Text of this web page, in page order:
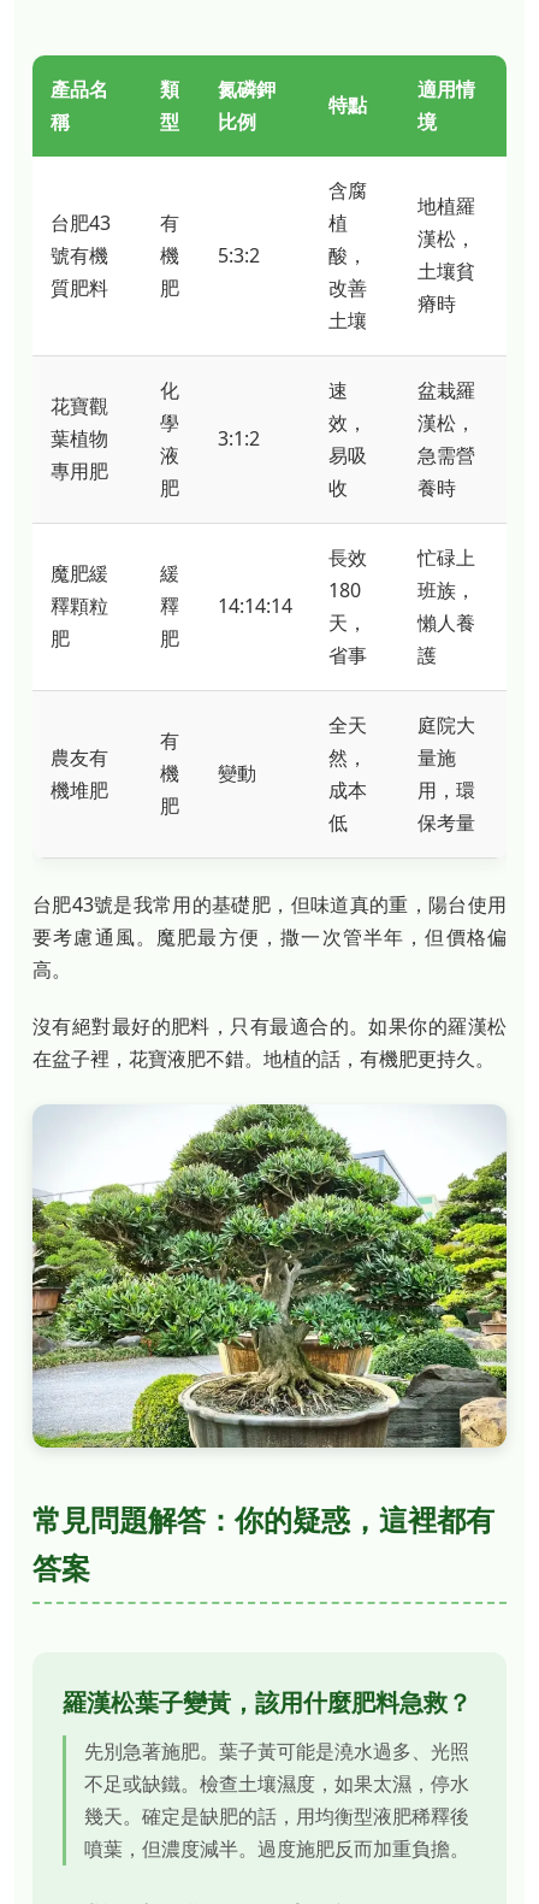
產品名
稱
類
型
氮磷鉀
比例
特點
適用情
境
台肥43
號有機
質肥料
有
機
肥
5:3:2
含腐
植
酸，
改善
土壤
地植羅
漢松，
土壤貧
瘠時
花寶觀
葉植物
專用肥
化
學
液
肥
3:1:2
速
效，
易吸
收
盆栽羅
漢松，
急需營
養時
魔肥緩
釋顆粒
肥
緩
釋
肥
14:14:14
長效
180
天，
省事
忙碌上
班族，
懶人養
護
農友有
機堆肥
有
機
肥
變動
全天
然，
成本
低
庭院大
量施
用，環
保考量
台肥43號是我常用的基礎肥，但味道真的重，陽台使用
要考慮通風。魔肥最方便，撒一次管半年，但價格偏
高。
沒有絕對最好的肥料，只有最適合的。如果你的羅漢松
在盆子裡，花寶液肥不錯。地植的話，有機肥更持久。
常見問題解答：你的疑惑，這裡都有
答案
羅漢松葉子變黃，該用什麼肥料急救？
先別急著施肥。葉子黃可能是澆水過多、光照
不足或缺鐵。檢查土壤濕度，如果太濕，停水
幾天。確定是缺肥的話，用均衡型液肥稀釋後
噴葉，但濃度減半。過度施肥反而加重負擔。